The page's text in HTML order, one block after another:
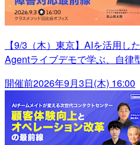
【9/3（木）東京】AIを活用し
Agentライブデモで学ぶ、自律
開催前2026年9月3日(木) 16:00